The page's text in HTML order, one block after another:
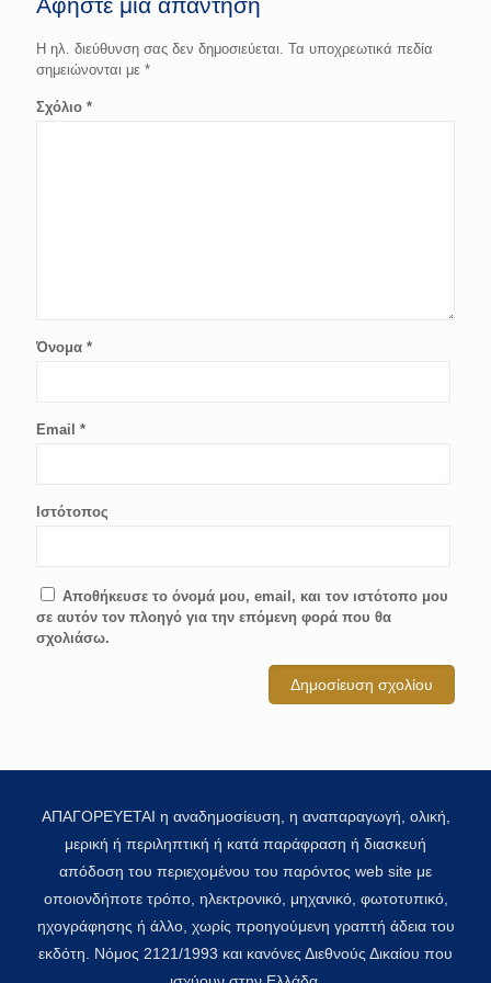
Αφήστε μια απάντηση
Η ηλ. διεύθυνση σας δεν δημοσιεύεται. Τα υποχρεωτικά πεδία
σημειώνονται με *
Σχόλιο *
Όνομα *
Email *
Ιστότοπος
Αποθήκευσε το όνομά μου, email, και τον ιστότοπο μου
σε αυτόν τον πλοηγό για την επόμενη φορά που θα
σχολιάσω.
ΑΠΑΓΟΡΕΥΕΤΑΙ η αναδημοσίευση, η αναπαραγωγή, ολική,
μερική ή περιληπτική ή κατά παράφραση ή διασκευή
απόδοση του περιεχομένου του παρόντος web site με
οποιονδήποτε τρόπο, ηλεκτρονικό, μηχανικό, φωτοτυπικό,
ηχογράφησης ή άλλο, χωρίς προηγούμενη γραπτή άδεια του
εκδότη. Νόμος 2121/1993 και κανόνες Διεθνούς Δικαίου που